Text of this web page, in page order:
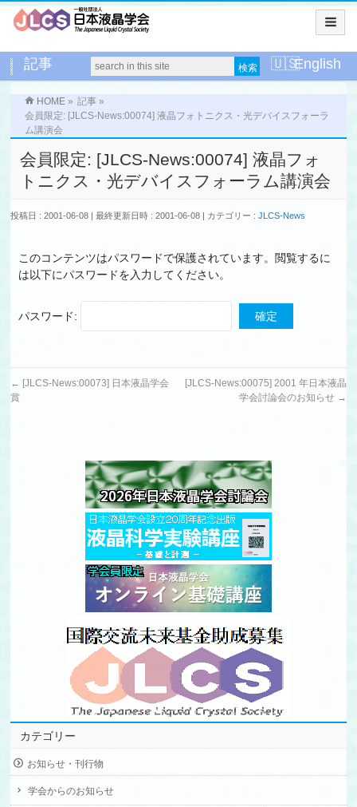
記事 English
HOME » 記事 »
会員限定: [JLCS-News:00074] 液晶フォトニクス・光デバイスフォーラ
ム講演会
会員限定: [JLCS-News:00074] 液晶フォ
トニクス・光デバイスフォーラム講演会
投稿日 : 2001-06-08 最終更新日時 : 2001-06-08 カテゴリー :JLCS-News
このコンテンツはパスワードで保護されています。閲覧するに
は以下にパスワードを入力してください。
パスワード:
← [JLCS-News:00073] 日本液晶学会
賞
[JLCS-News:00075] 2001 年日本液晶
学会討論会のお知らせ →
カテゴリー
お知らせ・刊行物
学会からのお知らせ